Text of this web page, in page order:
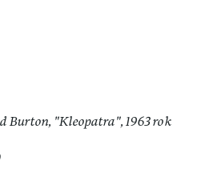
Burton, "Kleopatra", 1963 rok